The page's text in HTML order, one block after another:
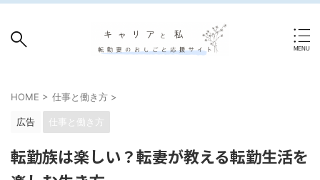
HOME > 仕事と働き方 >
広告 仕事と働き方
転勤族は楽しい？転妻が教える転勤生活を